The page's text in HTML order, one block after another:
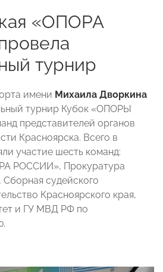
«ОПОРА
турнир
имени Михаила Дворкина
турнир Кубок «ОПОРЫ
представителей органов
Красноярска. Всего в
участие шесть команд:
РОССИИ», Прокуратура
Сборная судейского
Красноярского края,
и ГУ МВД РФ по